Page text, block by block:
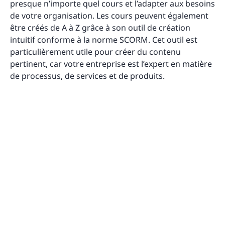
presque n’importe quel cours et l’adapter aux besoins
de votre organisation. Les cours peuvent également
être créés de A à Z grâce à son outil de création
intuitif conforme à la norme SCORM. Cet outil est
particulièrement utile pour créer du contenu
pertinent, car votre entreprise est l’expert en matière
de processus, de services et de produits.